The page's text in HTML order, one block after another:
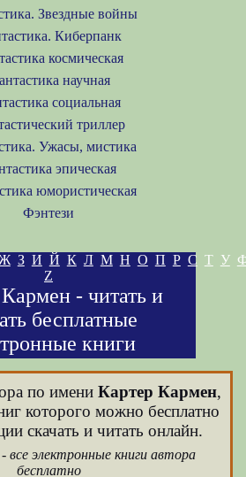
Звездные войны
Киберпанк
космическая
научная
социальная
триллер
Ужасы, мистика
эпическая
юмористическая
Фэнтези
З И Й К Л М Н О П Р С Т У
Z
- читать и
бесплатные
книги
по имени Картер Кармен,
которого можно бесплатно
скачать и читать онлайн.
электронные книги автора
бесплатно